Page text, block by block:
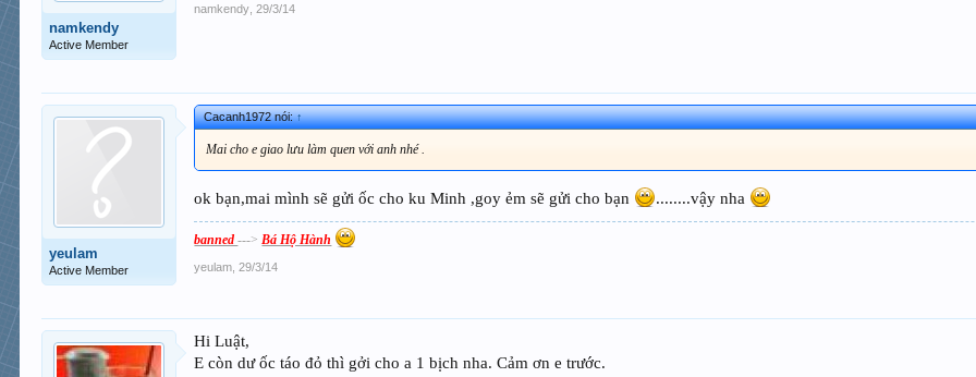
namkendy
Active Member
namkendy 29/3/14
yeulam
Active Member
Cacanh1972 nói:↑
Mai cho e giao lưu làm quen với anh nhé .
ok bạn,mai mình sẽ gửi ốc cho ku Minh ,goy ẻm sẽ gửi cho bạn ........vậy nha
banned--->Bá Hộ Hành
yeulam 29/3/14
Hi Luật,
E còn dư ốc táo đỏ thì gởi cho a 1 bịch nha. Cảm ơn e trước.